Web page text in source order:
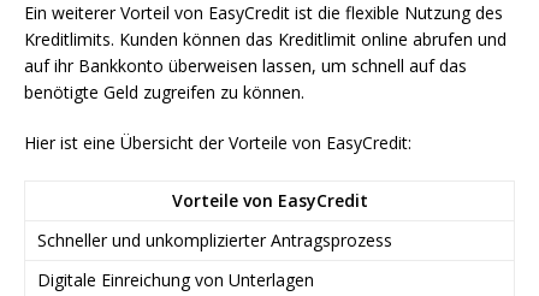
Ein weiterer Vorteil von EasyCredit ist die flexible Nutzung des
Kreditlimits. Kunden können das Kreditlimit online abrufen und
auf ihr Bankkonto überweisen lassen, um schnell auf das
benötigte Geld zugreifen zu können.
Hier ist eine Übersicht der Vorteile von EasyCredit:
Vorteile von EasyCredit
Schneller und unkomplizierter Antragsprozess
Digitale Einreichung von Unterlagen